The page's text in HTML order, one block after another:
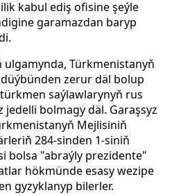
kabul ediş ofisine şeýle
garamazdan baryp
ulgamynda, Türkmenistanyň
zerur däl bolup
saýlawlarynyň rus
jedelli bolmagy däl. Garaşsyz
Mejlisiniň
284-sinden 1-siniň
bolsa "abraýly prezidente"
hökmünde esasy wezipe
gyzyklanyp bilerler.